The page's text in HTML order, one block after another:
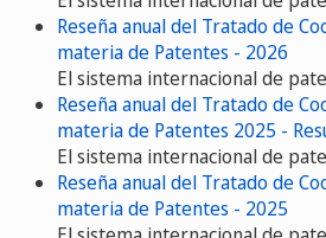
Reseña anual del Tratado de
materia de Patentes - 2026
El sistema internacional de
Reseña anual del Tratado de
materia de Patentes 2025 -
El sistema internacional de
Reseña anual del Tratado de
materia de Patentes - 2025